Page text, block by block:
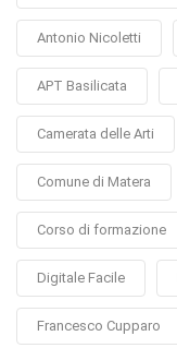
Antonio Nicoletti
APT Basilicata
Camerata delle Arti
Comune di Matera
Corso di formazione
Digitale Facile
Francesco Cupparo